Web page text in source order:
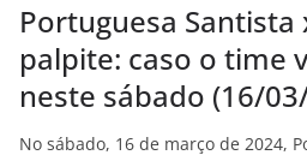
Portuguesa Santista
palpite: caso o time
neste sábado (16/
No sábado, 16 de março de 2024,